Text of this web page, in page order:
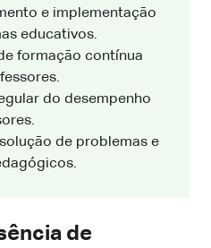
e implementação
educativos.
formação contínua
do desempenho
de problemas e
de